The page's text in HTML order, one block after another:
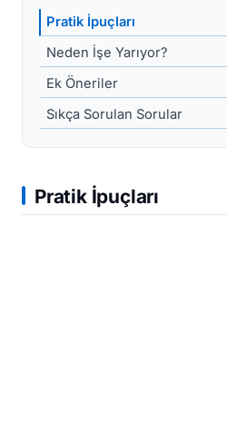
Pratik İpuçları
Neden İşe Yarıyor?
Ek Öneriler
Sıkça Sorulan Sorular
Pratik İpuçları